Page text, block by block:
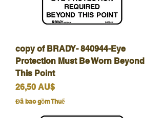
copy of BRADY- 840944-Eye
Protection Must Be Worn Beyond
This Point
Giá
26,50 AU$
Đã bao gồm Thuế